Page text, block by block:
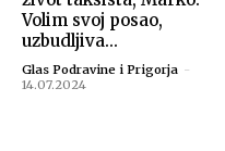
Volim svoj posao,
uzbudljiva...
Glas Podravine i Prigorja -
14.07.2024